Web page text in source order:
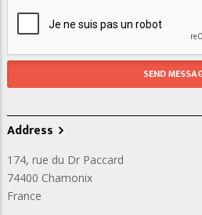
Address
174, rue du Dr Paccard
74400 Chamonix
France